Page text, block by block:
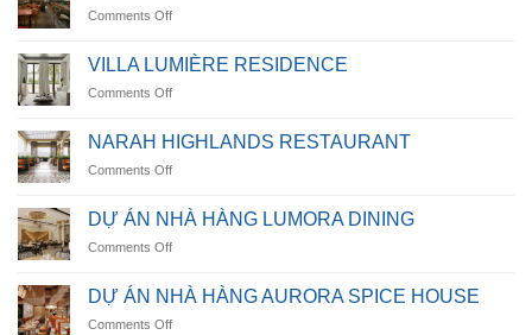
Comments Offon
HÀNG
OCEANICA
VILLA LUMIÈRE RESIDENCE
Comments Offon
LUMIÈRE
RESIDENCE
NARAH HIGHLANDS RESTAURANT
Comments Offon
HIGHLANDS
RESTAURANT
DỰ ÁN NHÀ HÀNG LUMORA DINING
Comments Offon
ÁN
NHÀ
HÀNG
DỰ ÁN NHÀ HÀNG AURORA SPICE HOUSE
Comments Offon